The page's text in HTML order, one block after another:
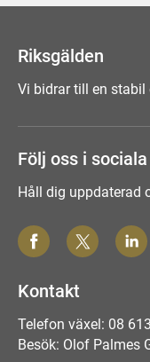
Riksgälden
Vi bidrar till en stabil
Följ oss i
Håll dig uppdaterad
Kontakt
Telefon växel: 08
Besök: Olof Palmes